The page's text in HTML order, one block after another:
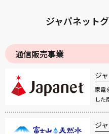
ジャパネット
通信販売事業
ジ
家電
した
ジ